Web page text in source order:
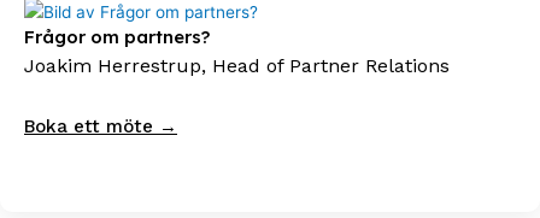
Frågor om partners?
Joakim Herrestrup, Head of Partner Relations
Boka ett möte →